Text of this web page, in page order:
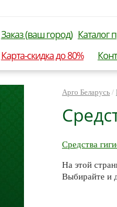
Заказ (ваш город) Каталог
Карта-скидка до 80%
Арго Беларусь /
Средства
На этой
Выбирайте и